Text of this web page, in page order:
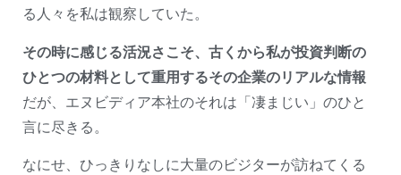
る人々を私は観察していた。
その時に感じる活況さこそ、古くから私が投資判断の
ひとつの材料として重用するその企業のリアルな情報
だが、エヌビディア本社のそれは「凄まじい」のひと
言に尽きる。
なにせ、ひっきりなしに大量のビジターが訪ねてくる